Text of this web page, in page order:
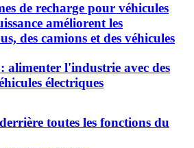
de recharge pour véhicules
améliorent les
des camions et des véhicules
alimenter l'industrie avec des
électriques
toutes les fonctions du